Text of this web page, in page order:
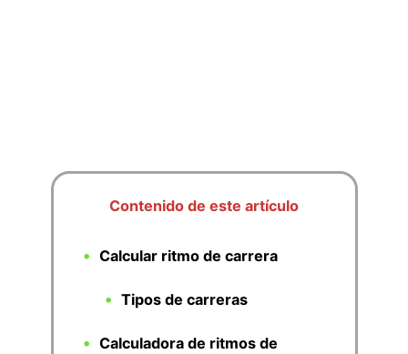
Contenido de este artículo
Calcular ritmo de carrera
Tipos de carreras
Calculadora de ritmos de